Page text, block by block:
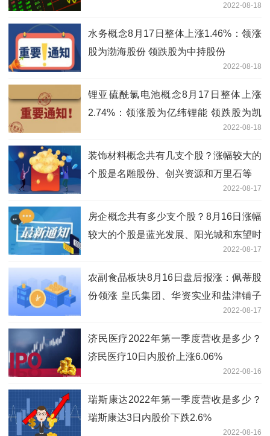
2022-08-18
水务概念8月17日整体上涨1.46%：领涨
股为渤海股份 领跌股为中持股份
2022-08-18
锂亚硫酰氯电池概念8月17日整体上涨
2.74%：领涨股为亿纬锂能 领跌股为凯
2022-08-18
装饰材料概念共有几支个股？涨幅较大的
个股是名雕股份、创兴资源和万里石等
2022-08-17
房企概念共有多少支个股？8月16日涨幅
较大的个股是蓝光发展、阳光城和东望时
2022-08-17
农副食品板块8月16日盘后报涨：佩蒂股
份领涨 皇氏集团、华资实业和盐津铺子
2022-08-17
济民医疗2022年第一季度营收是多少？
济民医疗10日内股价上涨6.06%
2022-08-16
瑞斯康达2022年第一季度营收是多少？
瑞斯康达3日内股价下跌2.6%
2022-08-16